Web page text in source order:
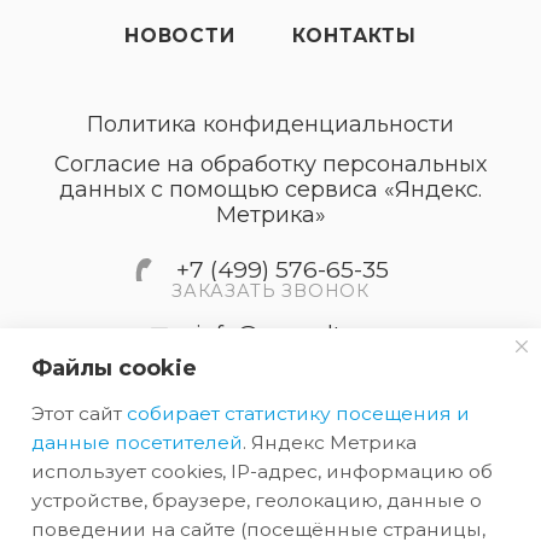
НОВОСТИ КОНТАКТЫ
Политика конфиденциальности
Согласие на обработку персональных
данных с помощью сервиса «Яндекс.
Метрика»
+7 (499) 576-65-35
ЗАКАЗАТЬ ЗВОНОК
info@accordtec.ru
шоссе, дом 41А, строение 1,
пом.22
2026 © Обращаем Ваше внимание на то, что вся
Файлы cookie
Этот сайт собирает статистику посещения и
данные посетителей. Яндекс Метрика
использует cookies, IP-адрес, информацию об
устройстве, браузере, геолокацию, данные о
поведении на сайте (посещённые страницы,